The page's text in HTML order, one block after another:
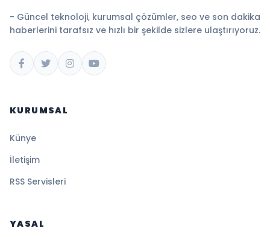
- Güncel teknoloji, kurumsal çözümler, seo ve son dakika
haberlerini tarafsız ve hızlı bir şekilde sizlere ulaştırıyoruz.
KURUMSAL
Künye
İletişim
RSS Servisleri
YASAL